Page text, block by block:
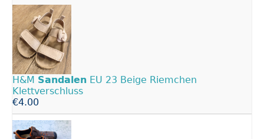
H&M Sandalen EU 23 Beige Riemchen
Klettverschluss
€4.00